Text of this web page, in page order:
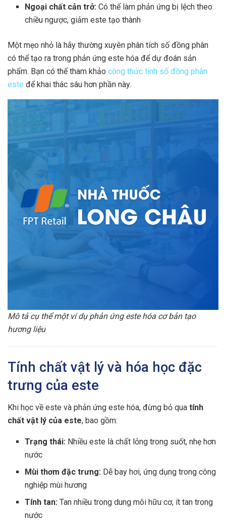
Ngoại chất cản trở: Có thể làm phản ứng bị lệch theo
chiều ngược, giảm este tạo thành
Một mẹo nhỏ là hãy thường xuyên phân tích số đồng phân
có thể tạo ra trong phản ứng este hóa để dự đoán sản
phẩm. Bạn có thể tham khảo công thức tính số đồng phân
este để khai thác sâu hơn phần này.
Mô tả cụ thể một ví dụ phản ứng este hóa cơ bản tạo
hương liệu
Tính chất vật lý và hóa học đặc
trưng của este
Khi học về este và phản ứng este hóa, đừng bỏ qua tính
chất vật lý của este, bao gồm:
Trạng thái: Nhiều este là chất lỏng trong suốt, nhẹ hơn
nước
Mùi thơm đặc trưng: Dễ bay hơi, ứng dụng trong công
nghiệp mùi hương
Tính tan: Tan nhiều trong dung môi hữu cơ, ít tan trong
nước